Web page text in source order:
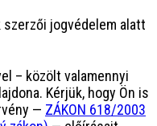
jogvédelem alatt
– közölt valamennyi
Kérjük, hogy Ön is
— ZÁKON 618/2003